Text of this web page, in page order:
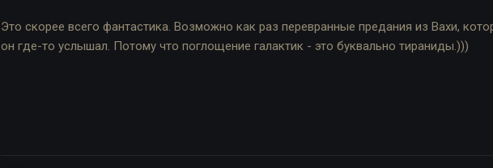
Это скорее всего фантастика. Возможно как раз перевранные предания из Вахи,
он где-то услышал. Потому что поглощение галактик - это буквально тираниды.)))